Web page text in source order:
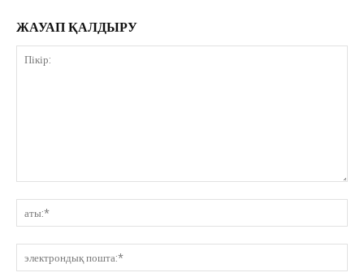
ЖАУАП ҚАЛДЫРУ